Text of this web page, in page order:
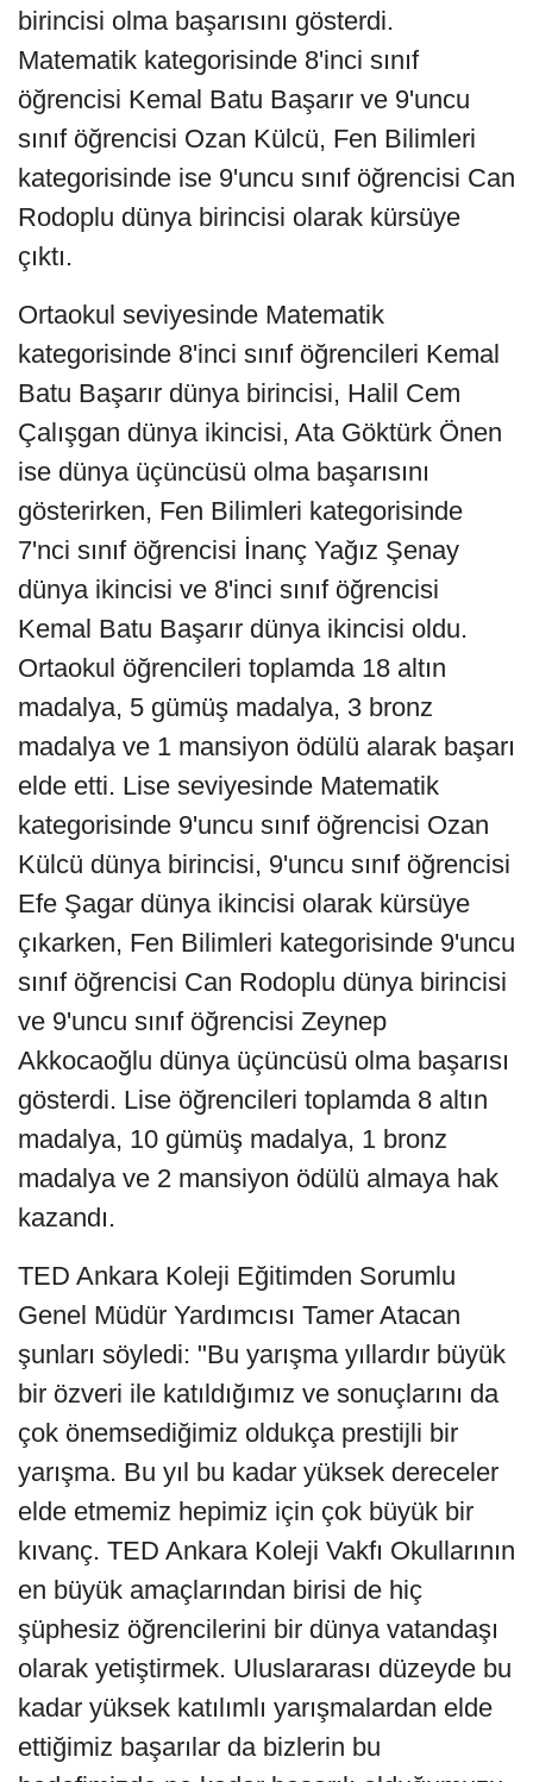
birincisi olma başarısını gösterdi.
Matematik kategorisinde 8'inci sınıf
öğrencisi Kemal Batu Başarır ve 9'uncu
sınıf öğrencisi Ozan Külcü, Fen Bilimleri
kategorisinde ise 9'uncu sınıf öğrencisi Can
Rodoplu dünya birincisi olarak kürsüye
çıktı.
Ortaokul seviyesinde Matematik
kategorisinde 8'inci sınıf öğrencileri Kemal
Batu Başarır dünya birincisi, Halil Cem
Çalışgan dünya ikincisi, Ata Göktürk Önen
ise dünya üçüncüsü olma başarısını
gösterirken, Fen Bilimleri kategorisinde
7'nci sınıf öğrencisi İnanç Yağız Şenay
dünya ikincisi ve 8'inci sınıf öğrencisi
Kemal Batu Başarır dünya ikincisi oldu.
Ortaokul öğrencileri toplamda 18 altın
madalya, 5 gümüş madalya, 3 bronz
madalya ve 1 mansiyon ödülü alarak başarı
elde etti. Lise seviyesinde Matematik
kategorisinde 9'uncu sınıf öğrencisi Ozan
Külcü dünya birincisi, 9'uncu sınıf öğrencisi
Efe Şagar dünya ikincisi olarak kürsüye
çıkarken, Fen Bilimleri kategorisinde 9'uncu
sınıf öğrencisi Can Rodoplu dünya birincisi
ve 9'uncu sınıf öğrencisi Zeynep
Akkocaoğlu dünya üçüncüsü olma başarısı
gösterdi. Lise öğrencileri toplamda 8 altın
madalya, 10 gümüş madalya, 1 bronz
madalya ve 2 mansiyon ödülü almaya hak
kazandı.
TED Ankara Koleji Eğitimden Sorumlu
Genel Müdür Yardımcısı Tamer Atacan
şunları söyledi: "Bu yarışma yıllardır büyük
bir özveri ile katıldığımız ve sonuçlarını da
çok önemsediğimiz oldukça prestijli bir
yarışma. Bu yıl bu kadar yüksek dereceler
elde etmemiz hepimiz için çok büyük bir
kıvanç. TED Ankara Koleji Vakfı Okullarının
en büyük amaçlarından birisi de hiç
şüphesiz öğrencilerini bir dünya vatandaşı
olarak yetiştirmek. Uluslararası düzeyde bu
kadar yüksek katılımlı yarışmalardan elde
ettiğimiz başarılar da bizlerin bu